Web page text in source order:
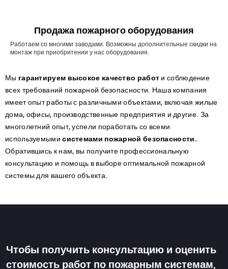
Продажа пожарного оборудования
Работаем со многими заводами. Возможны дополнительные скидки на
монтаж при приобритении у нас оборудования.
Мы гарантируем высокое качество работ и соблюдение
всех требований пожарной безопасности. Наша компания
имеет опыт работы с различными объектами, включая жилые
дома, офисы, производственные предприятия и другие. За
многолетний опыт, успели поработать со всеми
используемымисистемами пожарной безопасности.
Обратившись к нам, вы получите профессиональную
консультацию и помощь в выборе оптимальной пожарной
системы для вашего объекта.
Чтобы получить консультацию и оценить
стоимость работ по пожарным системам,